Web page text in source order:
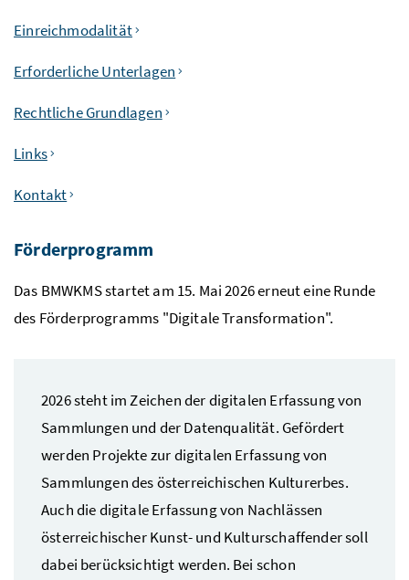
Einreichmodalität
Erforderliche Unterlagen
Rechtliche Grundlagen
Links
Kontakt
Förderprogramm
Das BMWKMS startet am 15. Mai 2026 erneut eine Runde
des Förderprogramms "Digitale Transformation".
2026 steht im Zeichen der digitalen Erfassung von
Sammlungen und der Datenqualität. Gefördert
werden Projekte zur digitalen Erfassung von
Sammlungen des österreichischen Kulturerbes.
Auch die digitale Erfassung von Nachlässen
österreichischer Kunst- und Kulturschaffender soll
dabei berücksichtigt werden. Bei schon